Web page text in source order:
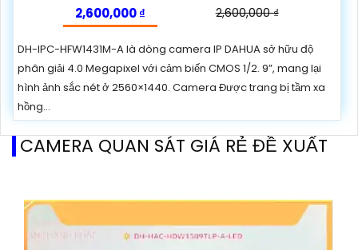
2,600,000 ₫ 2,600,000 ₫
DH-IPC-HFW1431M-A là dòng camera IP DAHUA sở hữu độ
phân giải 4.0 Megapixel với cảm biến CMOS 1/2. 9”, mang lại
hình ảnh sắc nét ở 2560×1440. Camera Được trang bị tầm xa
hồng...
CAMERA QUAN SÁT GIÁ RẺ ĐỀ XUẤT